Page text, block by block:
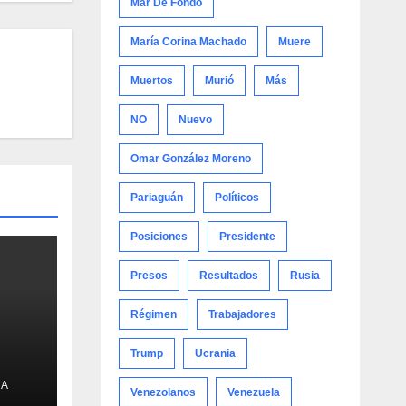
Mar De Fondo
María Corina Machado Muere
Muertos Murió Más
NO Nuevo
Omar González Moreno
Pariaguán Políticos
Posiciones Presidente
Presos Resultados Rusia
Régimen Trabajadores
Trump Ucrania
Venezolanos Venezuela